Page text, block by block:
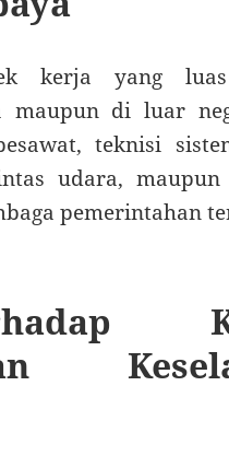
kerja yang
maupun di luar
teknisi
udara,
pemerintahan